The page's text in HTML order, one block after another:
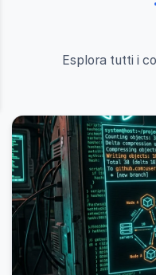
Esplora tutti i